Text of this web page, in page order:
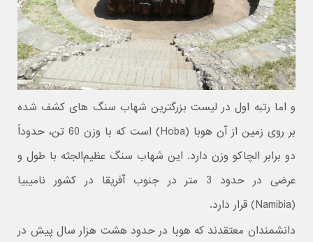
و اما رتبه اول در لیست بزرگترین شهاب سنگ های کشف شده
بر روی زمین از آن هوبا (Hoba) است که با وزن 60 تن، حدوداً
دو برابر الچاکو وزن دارد. این شهاب سنگ عظیم‌الجثه با طول و
عرضی در حدود 3 متر در جنوب آفریقا در کشور نامیبیا
(Namibia) قرار دارد.
دانشمندان معتقدند که هوبا در حدود هشت هزار سال پیش در